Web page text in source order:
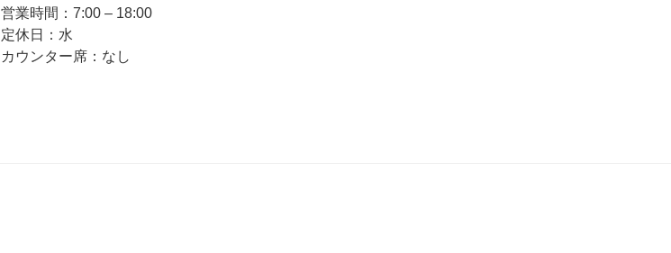
営業時間：7:00 – 18:00
定休日：水
カウンター席：なし